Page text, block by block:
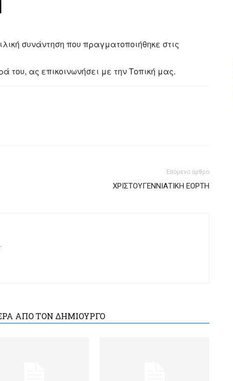
συνάντηση που πραγματοποιήθηκε στις
του, ας επικοινωνήσει με την Τοπική μας.
Επόμενο άρθρο
ΧΡΙΣΤΟΥΓΕΝΝΙΑΤΙΚΗ ΕΟΡΤΗ
ΑΠΟ ΤΟΝ ΔΗΜΙΟΥΡΓΟ